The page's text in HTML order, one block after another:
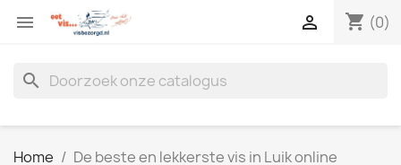
 shopping_cart (0)

search
Home
De beste en lekkerste vis in Luik online